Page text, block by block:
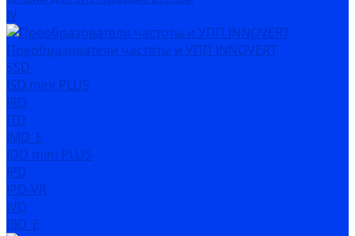
IV
Преобразователи частоты и УПП INNOVERT
SSD
ISD mini PLUS
IRD
ITD
IMD_E
IDD mini PLUS
IPD
IРD-VR
IVD
IBD_E